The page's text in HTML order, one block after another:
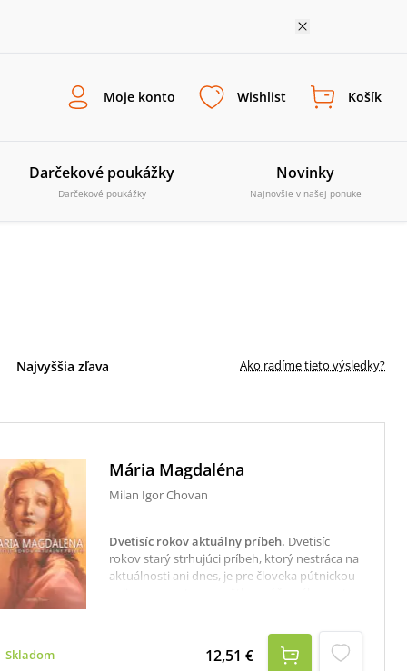
Moje konto Wishlist Košík
Darčekové poukážky
Darčekové poukážky
Novinky
Najnovšie v našej ponuke
Najvyššia zľava Ako radíme tieto výsledky?
Mária Magdaléna
Milan Igor Chovan
Dvetisíc rokov aktuálny príbeh. Dvetisíc
rokov starý strhujúci príbeh, ktorý nestráca na
aktuálnosti ani dnes, je pre človeka pútnickou
bezvýchodiskovej situácii.Kniha Mária
Magdaléna spolu s knihou Hlas z púšte tvoria
Skladom 12,51 €